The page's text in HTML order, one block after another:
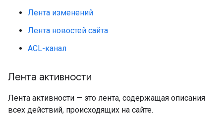
Лента изменений
Лента новостей сайта
ACL-канал
Лента активности
Лента активности — это лента, содержащая описания
всех действий, происходящих на сайте.